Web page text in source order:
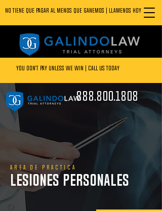
888.800.1808
NO TIENE QUE PAGAR AL MENOS QUE GANEMOS | LLAMENOS HOY
YOU DON’T PAY UNLESS WE WIN | CALL US TODAY
888.800.1808
AREA DE PRACTICA
LESIONES PERSONALES